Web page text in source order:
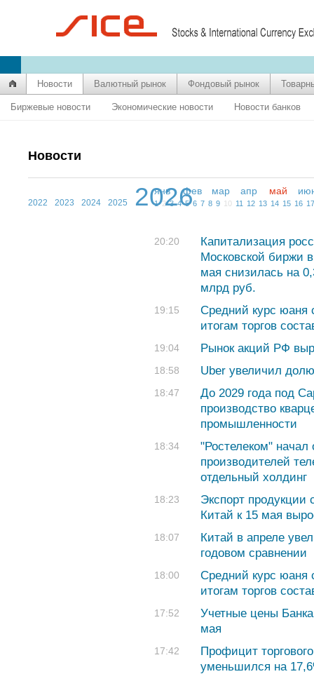
Новости Валютный рынок Фондовый рынок
Биржевые новости Экономические новости Новости банков
Новости
2022 2023 2024 2025 2026
янв фев мар апр май
1 2 3 4 5 6 7 8 9 10 11 12 13 14 15 16 17
20:20
Капитализация
Московской биржи
мая снизилась на
млрд руб.
19:15
Средний курс юаня
итогам торгов
19:04 Рынок акций РФ
18:58 Uber увеличил
18:47
До 2029 года под
производство
промышленности
18:34
"Ростелеком"
производителей
отдельный холдинг
18:23
Экспорт продукции
Китай к 15 мая
18:07
Китай в апреле
годовом сравнении
18:00
Средний курс юаня
итогам торгов
17:52
Учетные цены
мая
17:42
Профицит
уменьшился на